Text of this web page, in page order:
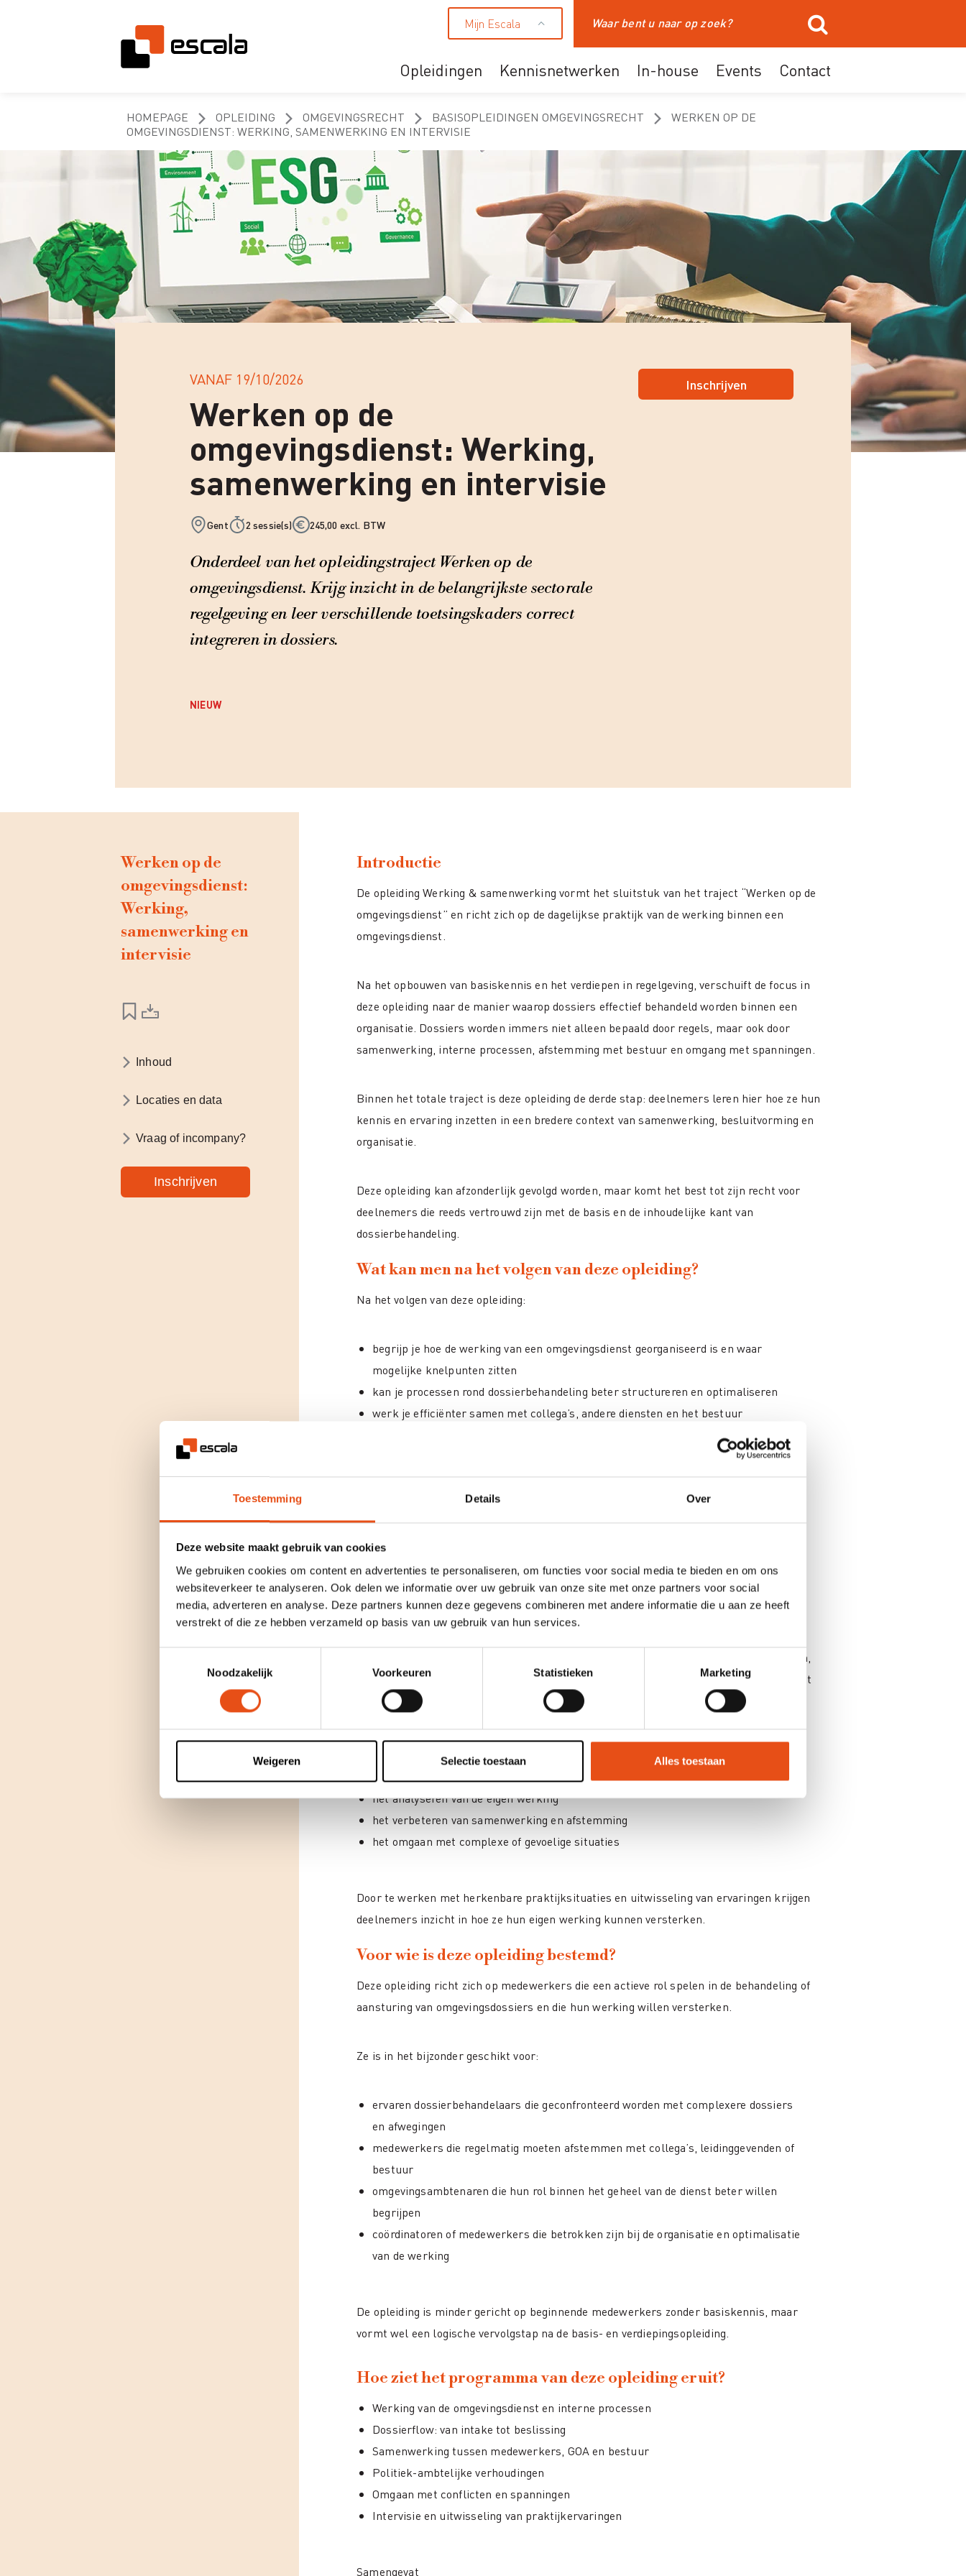
Toestemming Details Over
Deze website maakt gebruik van cookies
We gebruiken cookies om content en advertenties te personaliseren, om functies voor social media te bieden en om ons
websiteverkeer te analyseren. Ook delen we informatie over uw gebruik van onze site met onze partners voor social
media, adverteren en analyse. Deze partners kunnen deze gegevens combineren met andere informatie die u aan ze heeft
verstrekt of die ze hebben verzameld op basis van uw gebruik van hun services.
Noodzakelijk
Voorkeuren Statistieken Marketing
Weigeren Selectie toestaan Alles toestaan
Mijn Escala Zoeken
Opleidingen
Professionals
HR en leidinggevende
Kennisnetwerken In-house Events Contact
HOMEPAGE OPLEIDING OMGEVINGSRECHT BASISOPLEIDINGEN OMGEVINGSRECHT
WERKEN OP DE
OMGEVINGSDIENST: WERKING, SAMENWERKING EN INTERVISIE
VANAF 19/10/2026
Werken op de
omgevingsdienst: Werking,
samenwerking en intervisie
Gent 2 sessie(s) 245,00 excl. BTW
Onderdeel van het opleidingstraject Werken op de
omgevingsdienst. Krijg inzicht in de belangrijkste sectorale
regelgeving en leer verschillende toetsingskaders correct
integreren in dossiers.
NIEUW
Inschrijven
Werken op de
omgevingsdienst:
Werking,
samenwerking en
intervisie
Inhoud
Locaties en data
Vraag of incompany?
Inschrijven
Introductie
De opleiding Werking & samenwerking vormt het sluitstuk van het traject “Werken op de
omgevingsdienst” en richt zich op de dagelijkse praktijk van de werking binnen een
omgevingsdienst.
Na het opbouwen van basiskennis en het verdiepen in regelgeving, verschuift de focus in
deze opleiding naar de manier waarop dossiers effectief behandeld worden binnen een
organisatie. Dossiers worden immers niet alleen bepaald door regels, maar ook door
samenwerking, interne processen, afstemming met bestuur en omgang met spanningen.
Binnen het totale traject is deze opleiding de derde stap: deelnemers leren hier hoe ze hun
kennis en ervaring inzetten in een bredere context van samenwerking, besluitvorming en
organisatie.
Deze opleiding kan afzonderlijk gevolgd worden, maar komt het best tot zijn recht voor
deelnemers die reeds vertrouwd zijn met de basis en de inhoudelijke kant van
dossierbehandeling.
Wat kan men na het volgen van deze opleiding?
Na het volgen van deze opleiding:
begrijp je hoe de werking van een omgevingsdienst georganiseerd is en waar
mogelijke knelpunten zitten
kan je processen rond dossierbehandeling beter structureren en optimaliseren
werk je efficiënter samen met collega’s, andere diensten en het bestuur
herken je spanningen en conflicten in dossiers en weet je hoe je hiermee kan
begrijp je beter de rolverdeling tussen administratie, vergunningverlening en beleid
kan je bijdragen aan een consistente en kwaliteitsvolle dienstverlening
De opleiding Werking & samenwerking vertrekt vanuit de vaststelling dat correcte
dossierbehandeling niet alleen een kwestie is van kennis, maar ook van organisatie en
samenwerking.
In de praktijk worden dossiers beïnvloed door verschillende factoren: interne processen,
overlegstructuren, politieke context en verwachtingen van burgers. Deze opleiding helpt
deelnemers om die realiteit beter te begrijpen en er bewust mee om te gaan.
het analyseren van de eigen werking
het verbeteren van samenwerking en afstemming
het omgaan met complexe of gevoelige situaties
Door te werken met herkenbare praktijksituaties en uitwisseling van ervaringen krijgen
deelnemers inzicht in hoe ze hun eigen werking kunnen versterken.
Voor wie is deze opleiding bestemd?
Deze opleiding richt zich op medewerkers die een actieve rol spelen in de behandeling of
aansturing van omgevingsdossiers en die hun werking willen versterken.
Ze is in het bijzonder geschikt voor:
ervaren dossierbehandelaars die geconfronteerd worden met complexere dossiers
en afwegingen
medewerkers die regelmatig moeten afstemmen met collega’s, leidinggevenden of
bestuur
omgevingsambtenaren die hun rol binnen het geheel van de dienst beter willen
begrijpen
coördinatoren of medewerkers die betrokken zijn bij de organisatie en optimalisatie
van de werking
De opleiding is minder gericht op beginnende medewerkers zonder basiskennis, maar
vormt wel een logische vervolgstap na de basis- en verdiepingsopleiding.
Hoe ziet het programma van deze opleiding eruit?
Werking van de omgevingsdienst en interne processen
Dossierflow: van intake tot beslissing
Samenwerking tussen medewerkers, GOA en bestuur
Politiek-ambtelijke verhoudingen
Omgaan met conflicten en spanningen
Intervisie en uitwisseling van praktijkervaringen
Samengevat